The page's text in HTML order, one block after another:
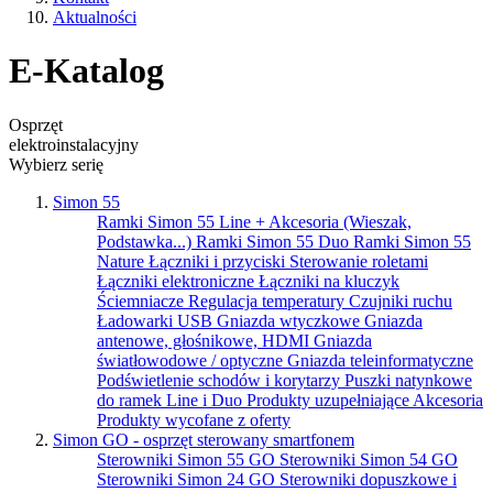
Aktualności
E-Katalog
Osprzęt
elektroinstalacyjny
Wybierz serię
Simon 55
Ramki Simon 55 Line + Akcesoria (Wieszak,
Podstawka...) Ramki Simon 55 Duo Ramki Simon 55
Nature Łączniki i przyciski Sterowanie roletami
Łączniki elektroniczne Łączniki na kluczyk
Ściemniacze Regulacja temperatury Czujniki ruchu
Ładowarki USB Gniazda wtyczkowe Gniazda
antenowe, głośnikowe, HDMI Gniazda
światłowodowe / optyczne Gniazda teleinformatyczne
Podświetlenie schodów i korytarzy Puszki natynkowe
do ramek Line i Duo Produkty uzupełniające Akcesoria
Produkty wycofane z oferty
Simon GO - osprzęt sterowany smartfonem
Sterowniki Simon 55 GO Sterowniki Simon 54 GO
Sterowniki Simon 24 GO Sterowniki dopuszkowe i